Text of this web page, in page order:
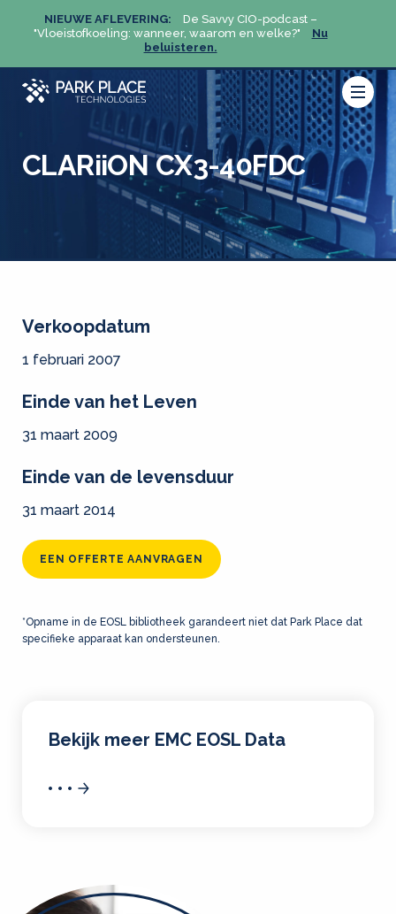
NIEUWE AFLEVERING:
De Savvy CIO-podcast –
"Vloeistofkoeling: wanneer, waarom en welke?"
Nu
beluisteren.
CLARiiON CX3-40FDC
Verkoopdatum
1 februari 2007
Einde van het Leven
31 maart 2009
Einde van de levensduur
31 maart 2014
EEN OFFERTE AANVRAGEN
*Opname in de EOSL bibliotheek garandeert niet dat Park Place dat
specifieke apparaat kan ondersteunen.
Bekijk meer EMC EOSL Data